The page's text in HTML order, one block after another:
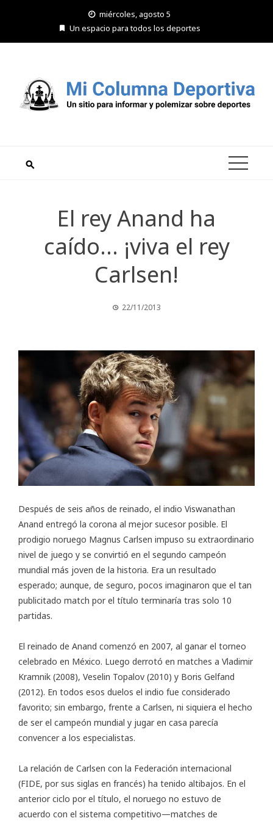
miércoles, agosto 5
Un espacio para todos los deportes
El rey Anand ha
caído… ¡viva el rey
Carlsen!
22/11/2013
Después de seis años de reinado, el indio Viswanathan
Anand entregó la corona al mejor sucesor posible. El
prodigio noruego Magnus Carlsen impuso su extraordinario
nivel de juego y se convirtió en el segundo campeón
mundial más joven de la historia. Era un resultado
esperado; aunque, de seguro, pocos imaginaron que el tan
publicitado match por el título terminaría tras solo 10
partidas.
El reinado de Anand comenzó en 2007, al ganar el torneo
celebrado en México. Luego derrotó en matches a Vladimir
Kramnik (2008), Veselin Topalov (2010) y Boris Gelfand
(2012). En todos esos duelos el indio fue considerado
favorito; sin embargo, frente a Carlsen, ni siquiera el hecho
de ser el campeón mundial y jugar en casa parecía
convencer a los especialistas.
La relación de Carlsen con la Federación internacional
(FIDE, por sus siglas en francés) ha tenido altibajos. En el
anterior ciclo por el título, el noruego no estuvo de
acuerdo con el sistema competitivo—matches de